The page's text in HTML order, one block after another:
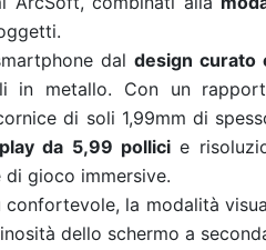
dal design curato
in metallo. Con un
di soli 1,99mm di
da 5,99 pollicie
di gioco immersive.
confortevole, la modalità
dello schermo a